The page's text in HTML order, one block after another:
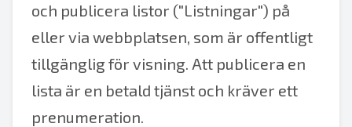
och publicera listor ("Listningar") på
eller via webbplatsen, som är offentligt
tillgänglig för visning. Att publicera en
lista är en betald tjänst och kräver ett
prenumeration.